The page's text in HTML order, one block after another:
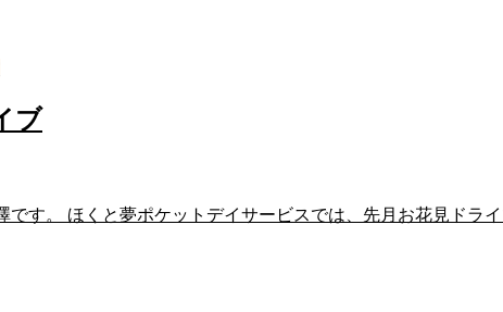
ブ
す。 ほくと夢ポケットデイサービスでは、先月お花見ドラ